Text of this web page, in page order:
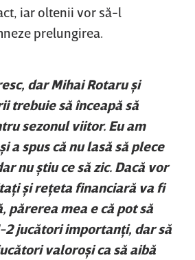
iar oltenii vor să-l
prelungirea.
dar Mihai Rotaru şi
trebuie să înceapă să
sezonul viitor. Eu am
a spus că nu lasă să plece
nu ştiu ce să zic. Dacă vor
şi reţeta financiară va fi
părerea mea e că pot să
2 jucători importanţi, dar să
valoroşi ca să aibă